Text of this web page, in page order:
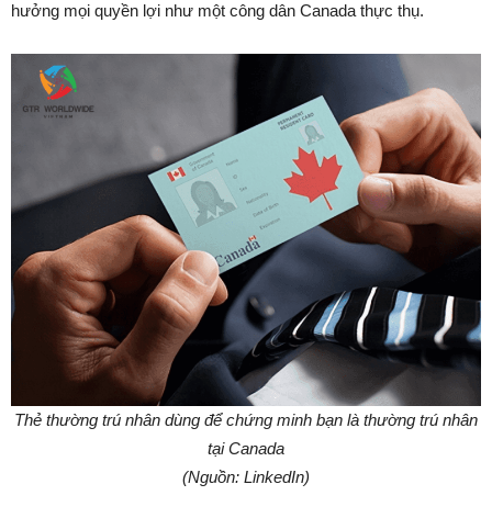
hưởng mọi quyền lợi như một công dân Canada thực thụ.
Thẻ thường trú nhân dùng để chứng minh bạn là thường trú nhân
tại Canada
(Nguồn: LinkedIn)